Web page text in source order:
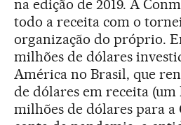
na edição de 2019. A
todo a receita com o
organização do próprio.
milhões de dólares
América no Brasil, que
de dólares em receita (um
milhões de dólares para a